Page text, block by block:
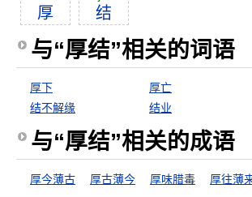
厚 结
与“厚结”相关的词语
厚下 厚亡
结不解缘
结业
与“厚结”相关的成语
厚今薄古 厚古薄今 厚味腊毒 厚往薄